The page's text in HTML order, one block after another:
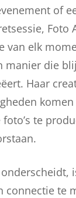
of
Foto
van elk
manier die
Haar
te
connectie te